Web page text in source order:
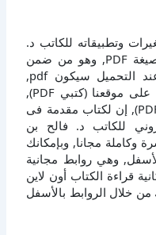
وتطبيقاته للكاتب د.
فالح بن عمران محمد الدوسرى بصيغة PDF, وهو من ضمن
تصنيف كتب علمية, نوع الملف عند التحميل سيكون pdf,
وحجمه 15.68 ميجا, الملف متواجد على موقعنا (كتبي PDF),
حاول أن لاتنسى هذا الإسم (كتبي PDF), إن لكتاب مقدمة فى
للكاتب د. فالح بن
وكاملة مجانا, وبإمكانك
وهي روابط مجانية
قراءة الكتاب أون لاين
خلال الروابط بالأسفل